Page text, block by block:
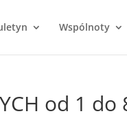
Wspólnoty
od 1